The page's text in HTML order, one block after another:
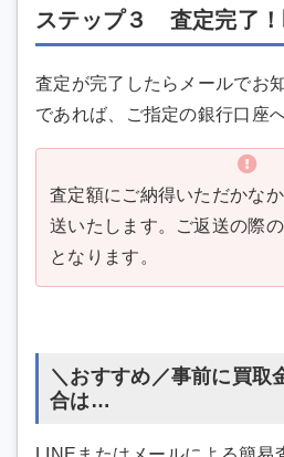
ステップ３ 査定完了
査定が完了したらメールでお
であれば、ご指定の銀行口座
査定額にご納得いただかな
送いたします。ご返送の際
となります。
＼おすすめ／事前に買取
合は…